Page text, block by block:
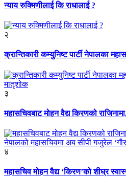
न्याय रुक्मिणीलाई कि राधालाई ?
२
क्रान्तिकारी कम्युनिष्ट पार्टी नेपालका
३
महासचिवबाट मोहन वैद्य किरणको
४
महासचिव मोहन वैद्य ‘किरण’को शीघ्र